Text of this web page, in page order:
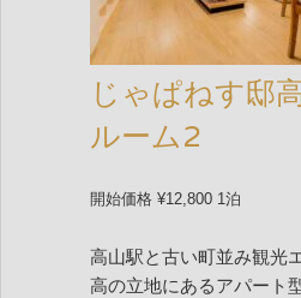
じゃぱねす邸
ルーム2
開始価格 ¥12,800 1泊
高山駅と古い町並み観光
高の立地にあるアパート